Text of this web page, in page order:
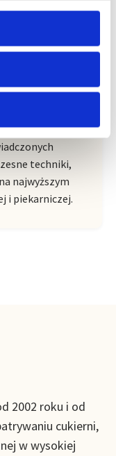
Arts by
i inspiracji we
techniki,
najwyższym
i piekarniczej.
2002 roku i od
cukierni,
w wysokiej